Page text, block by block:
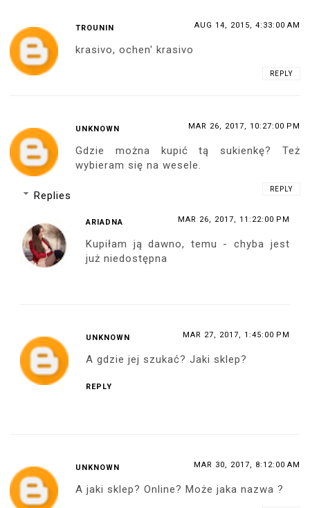
TROUNIN AUG 14, 2015, 4:33:00 AM
krasivo, ochen' krasivo
REPLY
UNKNOWN MAR 26, 2017, 10:27:00 PM
Gdzie można kupić tą sukienkę? Też
wybieram się na wesele.
REPLY
Replies
ARIADNA MAR 26, 2017, 11:22:00 PM
Kupiłam ją dawno, temu - chyba jest
już niedostępna
UNKNOWN MAR 27, 2017, 1:45:00 PM
A gdzie jej szukać? Jaki sklep?
REPLY
UNKNOWN MAR 30, 2017, 8:12:00 AM
A jaki sklep? Online? Może jaka nazwa ?